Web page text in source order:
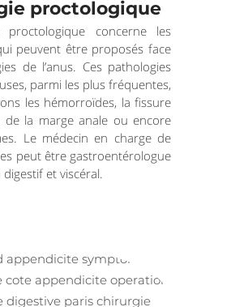
proctologique
proctologique concerne les
peuvent être proposés face
de l’anus. Ces pathologies
parmi les plus fréquentes,
les hémorroïdes, la fissure
de la marge anale ou encore
Le médecin en charge de
peut être gastroentérologue
et viscéral.